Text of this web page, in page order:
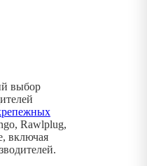
выбор
Rawlplug,
включая